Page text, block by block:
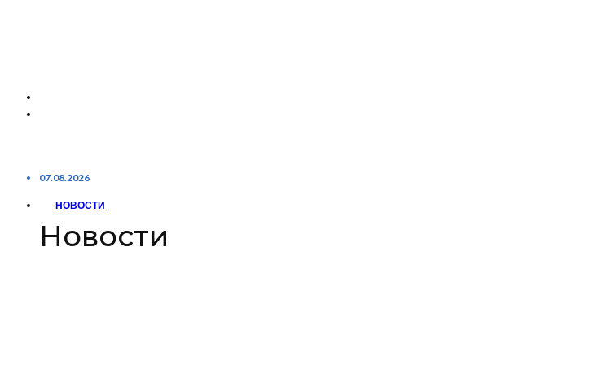
07.08.2026
НОВОСТИ
Новости